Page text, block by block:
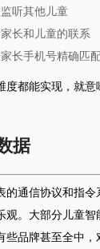
听其他儿童
长和儿童的联系
长手机号精确匹
度都能实现，就
据
的通信协议和指
观。大部分儿童
些品牌甚至全中，